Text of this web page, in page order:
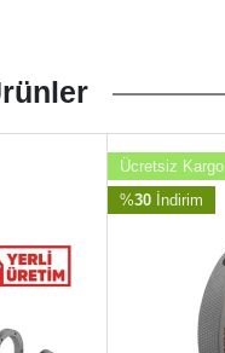
Ücretsiz Kargo
%30 İndirim